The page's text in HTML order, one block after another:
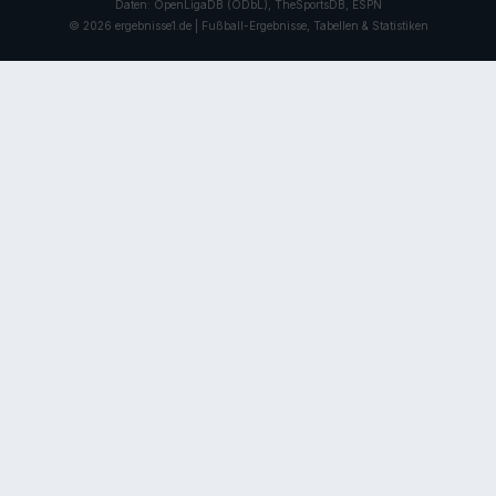
Daten: OpenLigaDB (ODbL), TheSportsDB, ESPN
© 2026 ergebnisse1.de | Fußball-Ergebnisse, Tabellen & Statistiken